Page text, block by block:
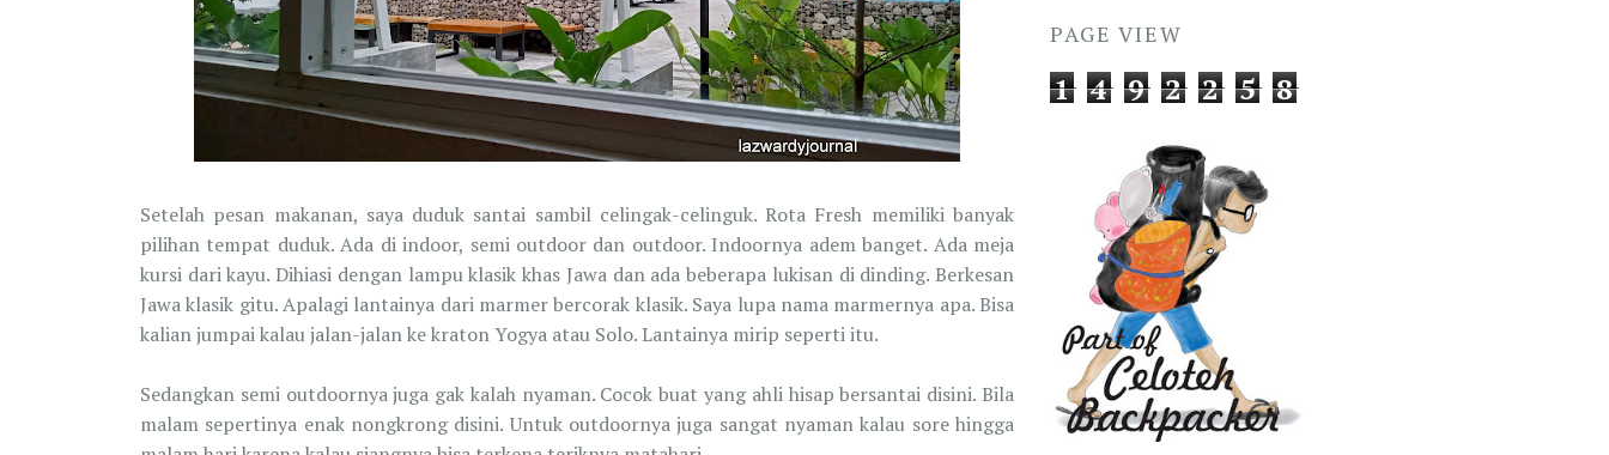
Setelah pesan makanan, saya duduk santai sambil celingak-celinguk. Rota Fresh memiliki banyak
pilihan tempat duduk. Ada di indoor, semi outdoor dan outdoor. Indoornya adem banget. Ada meja
kursi dari kayu. Dihiasi dengan lampu klasik khas Jawa dan ada beberapa lukisan di dinding. Berkesan
Jawa klasik gitu. Apalagi lantainya dari marmer bercorak klasik. Saya lupa nama marmernya apa. Bisa
kalian jumpai kalau jalan-jalan ke kraton Yogya atau Solo. Lantainya mirip seperti itu.
Sedangkan semi outdoornya juga gak kalah nyaman. Cocok buat yang ahli hisap bersantai disini. Bila
malam sepertinya enak nongkrong disini. Untuk outdoornya juga sangat nyaman kalau sore hingga
PAGE VIEW
1 4 9 2 2 5 8